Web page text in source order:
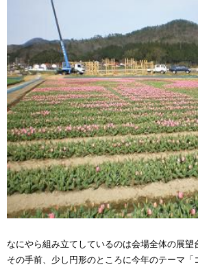
なにやら組み立てしているのは会場全体の展望
その手前、少し円形のところに今年のテーマ「